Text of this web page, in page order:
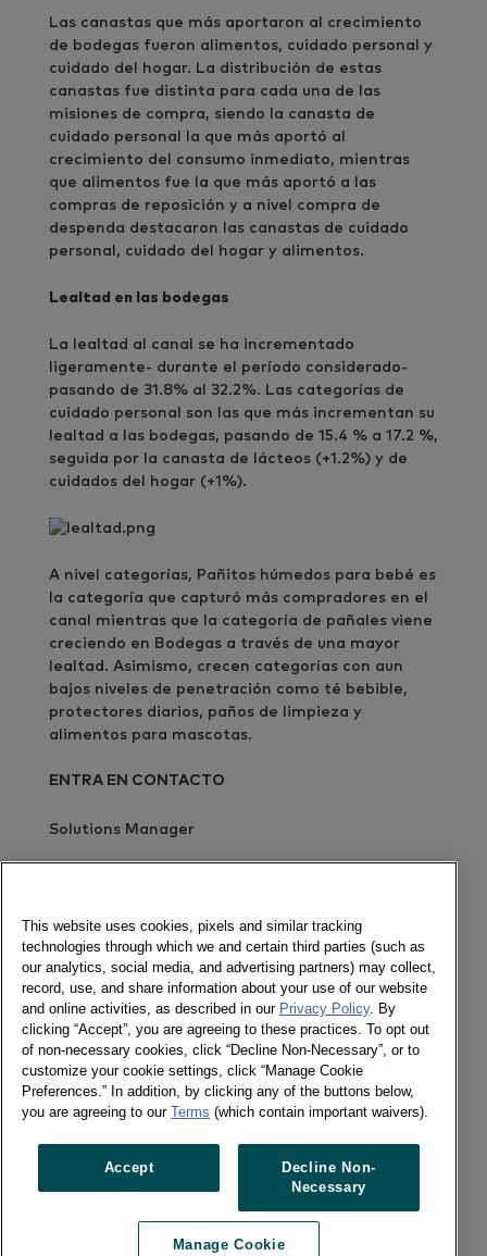
Las canastas que más aportaron al crecimiento
de bodegas fueron alimentos, cuidado personal y
cuidado del hogar. La distribución de estas
canastas fue distinta para cada una de las
misiones de compra, siendo la canasta de
cuidado personal la que más aportó al
crecimiento del consumo inmediato, mientras
que alimentos fue la que más aportó a las
compras de reposición y a nivel compra de
despenda destacaron las canastas de cuidado
personal, cuidado del hogar y alimentos.
Lealtad en las bodegas
La lealtad al canal se ha incrementado
ligeramente- durante el período considerado-
pasando de 31.8% al 32.2%. Las categorías de
cuidado personal son las que más incrementan su
lealtad a las bodegas, pasando de 15.4 % a 17.2 %,
seguida por la canasta de lácteos (+1.2%) y de
cuidados del hogar (+1%).
A nivel categorías, Pañitos húmedos para bebé es
la categoría que capturó más compradores en el
canal mientras que la categoría de pañales viene
creciendo en Bodegas a través de una mayor
lealtad. Asimismo, crecen categorías con aun
bajos niveles de penetración como té bebible,
protectores diarios, paños de limpieza y
alimentos para mascotas.
ENTRA EN CONTACTO
Solutions Manager
Newsletter
Socializa
Newsletter
Twitter
LinkedIn
Previous article
This website uses cookies, pixels and similar tracking
technologies through which we and certain third parties (such as
our analytics, social media, and advertising partners) may collect,
record, use, and share information about your use of our website
and online activities, as described in our Privacy Policy. By
clicking “Accept”, you are agreeing to these practices. To opt out
of non-necessary cookies, click “Decline Non-Necessary”, or to
customize your cookie settings, click “Manage Cookie
Preferences.” In addition, by clicking any of the buttons below,
you are agreeing to our Terms (which contain important waivers).
Accept
Decline Non-
Necessary
Manage Cookie